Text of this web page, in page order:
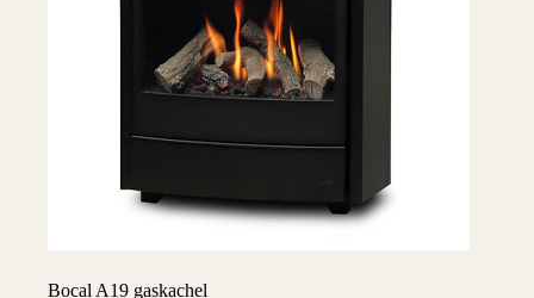
Bocal A19 gaskachel